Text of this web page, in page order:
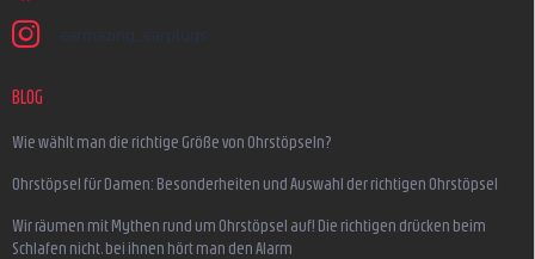
earmazing_earplugs
BLOG
Wie wählt man die richtige Größe von Ohrstöpseln?
Ohrstöpsel für Damen: Besonderheiten und Auswahl der richtigen Ohrstöpsel
Wir räumen mit Mythen rund um Ohrstöpsel auf! Die richtigen drücken beim
Schlafen nicht, bei ihnen hört man den Alarm